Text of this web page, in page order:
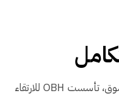
برؤية تهدف إلى معالجة مشكلات السوق، تأسست OBH للارتقاء